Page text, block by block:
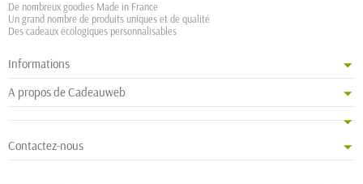
De nombreux goodies Made in France
Un grand nombre de produits uniques et de qualité
Des cadeaux écologiques personnalisables
Informations
A propos de Cadeauweb
Contactez-nous